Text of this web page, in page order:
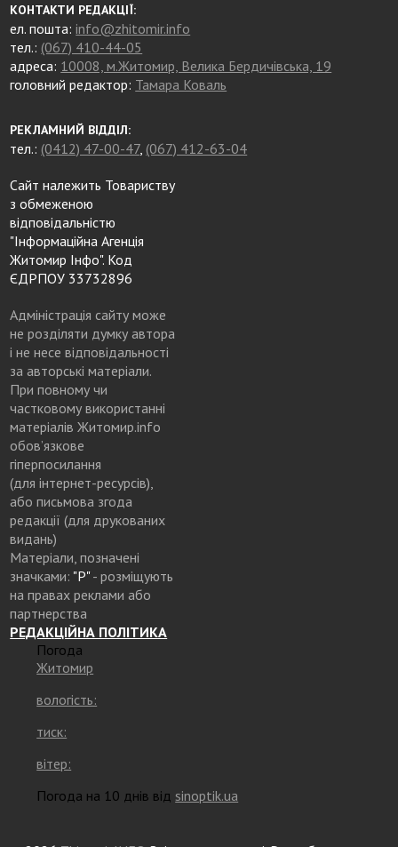
КОНТАКТИ РЕДАКЦІЇ:
ел. пошта:info@zhitomir.info
тел.: (067) 410-44-05
адреса: 10008, м.Житомир, Велика Бердичівська, 19
головний редактор: Тамара Коваль
РЕКЛАМНИЙ ВІДДІЛ:
тел.: (0412) 47-00-47, (067) 412-63-04
Сайт належить Товариству
з обмеженою
відповідальністю
"Інформаційна Агенція
Житомир Інфо". Код
ЄДРПОУ 33732896
Адміністрація сайту може
не розділяти думку автора
і не несе відповідальності
за авторські матеріали.
При повному чи
частковому використанні
матеріалів Житомир.info
обов’язкове
гіперпосилання
(для інтернет-ресурсів),
або письмова згода
редакції (для друкованих
видань)
Матеріали, позначені
значками: "Р"- розміщують
на правах реклами або
партнерства
РЕДАКЦІЙНА ПОЛІТИКА
Погода
Житомир
вологість:
тиск:
вітер:
Погода на 10 днів від sinoptik.ua